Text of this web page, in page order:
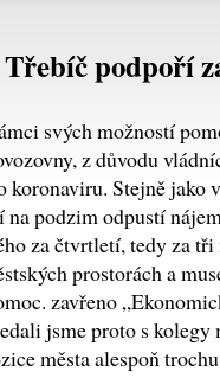
podpoří
svých možností
z důvodu
koronaviru. Stejně jako
podzim odpustí
za čtvrtletí, tedy za
prostorách a
zavřeno
jsme proto s
města alespoň